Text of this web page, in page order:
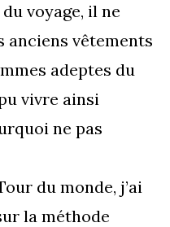
voyage, il ne
anciens vêtements
adeptes du
vivre ainsi
ne pas
du monde, j’ai
la méthode